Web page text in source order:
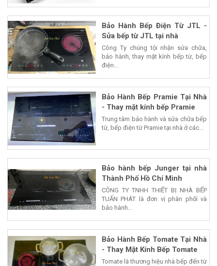
Bảo Hành Bếp Điện Từ JTL -
Sửa bếp từ JTL tại nhà
Công Ty chúng tội nhận sửa chữa,
bảo hành, thay mặt kính bếp từ, bếp
điện...
Bảo Hành Bếp Pramie Tại Nhà
- Thay mặt kính bếp Pramie
Trung tâm bảo hành và sửa chữa bếp
từ, bếp điện từ Pramie tại nhà ở các...
Bảo hành bếp Junger tại nhà
Thành Phố Hồ Chí Minh
CÔNG TY TNHH THIẾT BỊ NHÀ BẾP
TUẤN PHÁT là đơn vị phân phối và
bảo hành...
Bảo Hành Bếp Tomate Tại Nhà
- Thay Mặt Kính Bếp Tomate
Tomate là thương hiệu nhà bếp đến từ